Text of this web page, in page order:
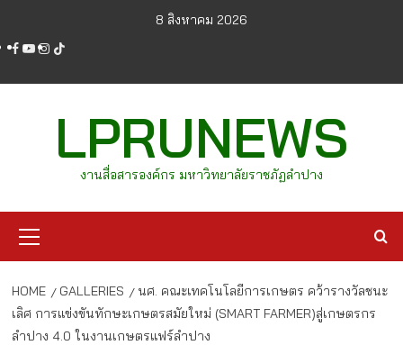
content
8 สิงหาคม 2026
facebook
youtube
instagram
tiktok
LPRUNEWS
งานสื่อสารองค์กร มหาวิทยาลัยราชภัฏลำปาง
Menu
HOME GALLERIES
นศ. คณะเทคโนโลยีการเกษตร คว้ารางวัลชนะ
เลิศ การแข่งขันทักษะเกษตรสมัยใหม่ (SMART FARMER)สู่เกษตรกร
ลำปาง 4.0 ในงานเกษตรแฟร์ลำปาง